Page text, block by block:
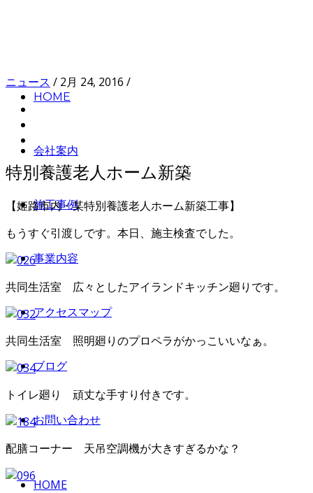
HOME
会社案内
施工事例
事業内容
アクセスマップ
ブログ
お問い合わせ
HOME
ニュース / 2月 24, 2016 /
特別養護老人ホーム新築
【姫路市内・某特別養護老人ホーム新築工事】
もうすぐ引渡しです。本日、施主検査でした。
共同生活室 広々としたアイランドキッチン廻りです。
共同生活室 照明廻りのプロペラがかっこいいなぁ。
トイレ廻り 頑丈な手すり付きです。
配膳コーナー 天吊空調機が大きすぎるかな？